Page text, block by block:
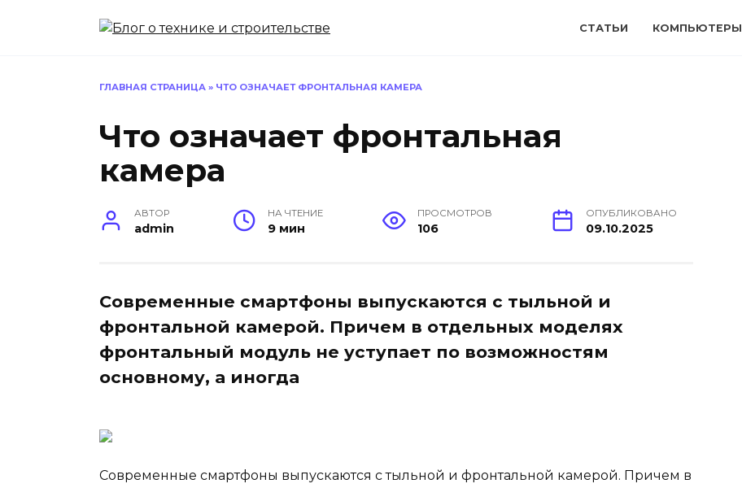
СТАТЬИ КОМПЬЮТЕРЫ
ГЛАВНАЯ СТРАНИЦА » ЧТО ОЗНАЧАЕТ ФРОНТАЛЬНАЯ КАМЕРА
Что означает фронтальная
камера
АВТОР
admin
НА ЧТЕНИЕ
9 мин
ПРОСМОТРОВ
106
ОПУБЛИКОВАНО
09.10.2025
Современные смартфоны выпускаются с тыльной и
фронтальной камерой. Причем в отдельных моделях
фронтальный модуль не уступает по возможностям
основному, а иногда
Современные смартфоны выпускаются с тыльной и фронтальной камерой. Причем в